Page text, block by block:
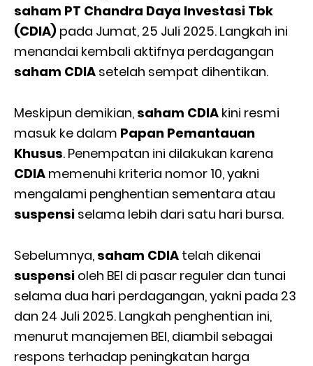
saham PT Chandra Daya Investasi Tbk
(CDIA) pada Jumat, 25 Juli 2025. Langkah ini
menandai kembali aktifnya perdagangan
saham CDIA setelah sempat dihentikan.
Meskipun demikian, saham CDIA kini resmi
masuk ke dalam Papan Pemantauan
Khusus. Penempatan ini dilakukan karena
CDIA memenuhi kriteria nomor 10, yakni
mengalami penghentian sementara atau
suspensi selama lebih dari satu hari bursa.
Sebelumnya, saham CDIA telah dikenai
suspensi oleh BEI di pasar reguler dan tunai
selama dua hari perdagangan, yakni pada 23
dan 24 Juli 2025. Langkah penghentian ini,
menurut manajemen BEI, diambil sebagai
respons terhadap peningkatan harga